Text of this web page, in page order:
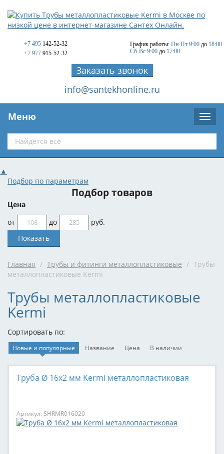
+7 495 142-52-32
+7 977 915-52-32
График работы: Пн-Пт 9:00 до 18:00
Сб-Вс 9:00 до 17:00
Заказать звонок
info@santekhonline.ru
Меню
▲
Подбор по параметрам
Подбор товаров
Цена
от
до руб.
Главная / Трубы и фитинги металлопластиковые / Трубы
металлопластиковые Kermi
Трубы металлопластиковые
Kermi
Сортировать по:
Новые и популярные Название Цена В наличии
Труба Ø 16x2 мм Kermi металлопластиковая
Артикул: SHRMR016020